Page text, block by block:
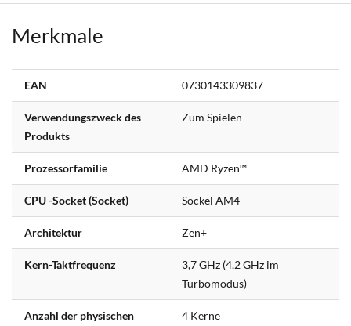
Merkmale
EAN 0730143309837
Verwendungszweck des
Produkts
Zum Spielen
Prozessorfamilie AMD Ryzen™
CPU -Socket (Socket) Sockel AM4
Architektur Zen+
Kern-Taktfrequenz
3,7 GHz (4,2 GHz im
Turbomodus)
Anzahl der physischen
4 Kerne